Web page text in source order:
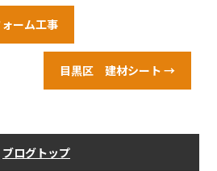
ーム工事
目黒区 建材シート →
ブログトップ